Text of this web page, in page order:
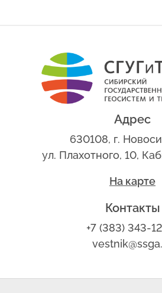
Адрес
630108, г.
ул. Плахотного, 10,
На карте
Контакты
+7 (383) 343-